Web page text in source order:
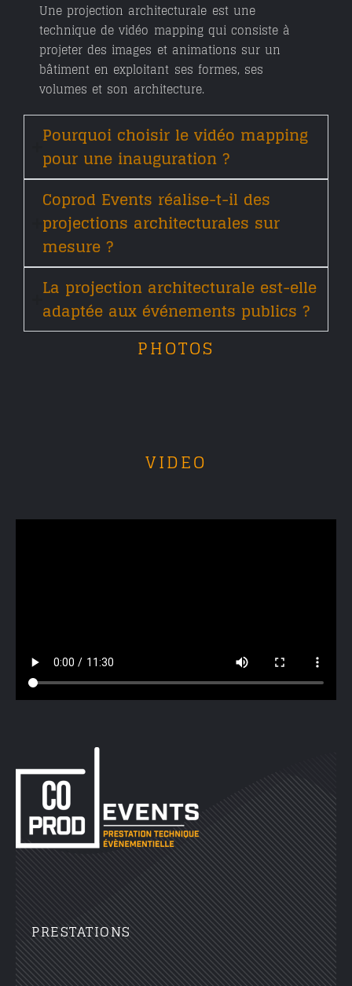
Une projection architecturale est une
technique devidéo mappingqui consiste à
projeter des images et animations sur un
bâtiment en exploitant ses formes, ses
volumes et son architecture.
Pourquoi choisir le vidéo mapping
pour une inauguration ?
Coprod Events réalise-t-il des
projections architecturales sur
mesure ?
La projection architecturale est-elle
adaptée aux événements publics ?
PHOTOS
VIDEO
PRESTATIONS